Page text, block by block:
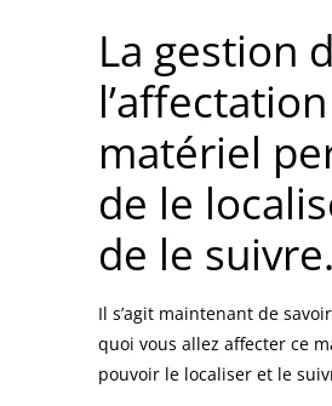
La gestion
matériel
de le
de le suivre.
Il s’agit maintenant de
quoi vous allez affecter ce
pouvoir le localiser et le